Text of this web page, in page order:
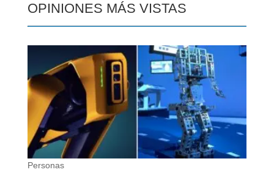
OPINIONES MÁS VISTAS